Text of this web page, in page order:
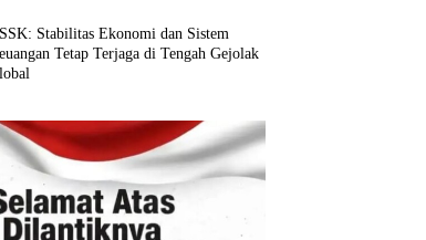
Stabilitas Ekonomi dan Sistem
Tetap Terjaga di Tengah Gejolak